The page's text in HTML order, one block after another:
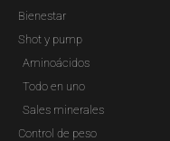
Bienestar
Shot y pump
Aminoácidos
Todo en uno
Sales minerales
Control de peso